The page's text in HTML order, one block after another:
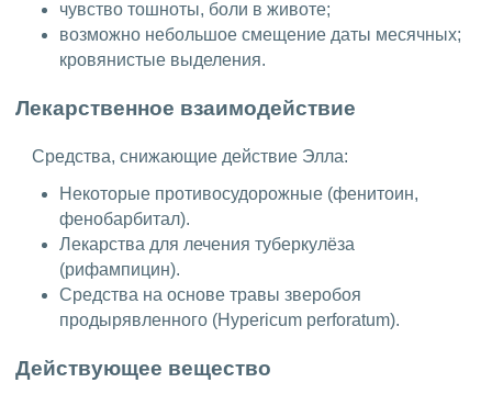
чувство тошноты, боли в животе;
возможно небольшое смещение даты месячных;
кровянистые выделения.
Лекарственное взаимодействие
Средства, снижающие действие Элла:
Некоторые противосудорожные (фенитоин,
фенобарбитал).
Лекарства для лечения туберкулёза
(рифампицин).
Средства на основе травы зверобоя
продырявленного (Hypericum perforatum).
Действующее вещество